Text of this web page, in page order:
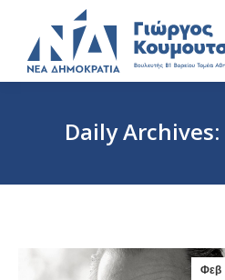
Daily Archives:
Φεβ